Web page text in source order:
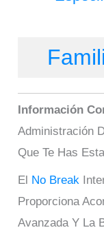
Información
Administración
Que Te Has
El No Break
Proporciona
Avanzada Y La